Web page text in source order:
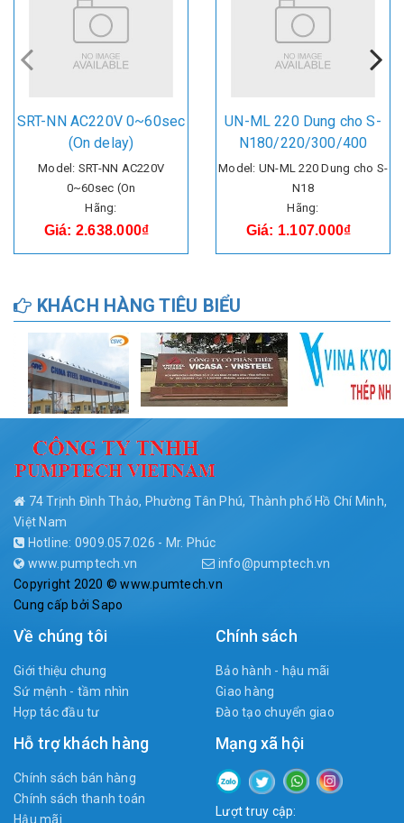
SRT-NN AC220V 0~60sec
(On delay)
Model: SRT-NN AC220V
0~60sec (On
Hãng:
Giá: 2.638.000₫
UN-ML 220 Dung cho S-
N180/220/300/400
Model: UN-ML 220 Dung cho S-
N18
Hãng:
Giá: 1.107.000₫
KHÁCH HÀNG TIÊU BIỂU
74 Trịnh Đình Thảo, Phường Tân Phú, Thành phố Hồ Chí Minh,
Việt Nam
Hotline: 0909.057.026 - Mr. Phúc
www.pumptech.vn
info@pumptech.vn
Copyright 2020 © www.pumtech.vn
Cung cấp bởiSapo
Về chúng tôi
Giới thiệu chung
Sứ mệnh - tầm nhìn
Hợp tác đầu tư
Chính sách
Bảo hành - hậu mãi
Giao hàng
Đào tạo chuyển giao
Hỗ trợ khách hàng
Chính sách bán hàng
Chính sách thanh toán
Hậu mãi
Mạng xã hội
Lượt truy cập: